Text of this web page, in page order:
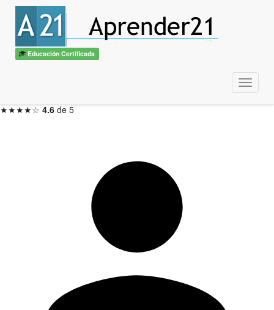
Educación Certificada
Menu
Redes con Windows Server
con diplomaITSS / CBTech
★★★★☆ 4.6 de 5